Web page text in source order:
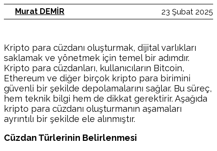
23 Şubat 2025
Murat DEMİR
Kripto para cüzdanı oluşturmak, dijital varlıkları
saklamak ve yönetmek için temel bir adımdır.
Kripto para cüzdanları, kullanıcıların Bitcoin,
Ethereum ve diğer birçok kripto para birimini
güvenli bir şekilde depolamalarını sağlar. Bu süreç,
hem teknik bilgi hem de dikkat gerektirir. Aşağıda
kripto para cüzdanı oluşturmanın aşamaları
ayrıntılı bir şekilde ele alınmıştır.
Cüzdan Türlerinin Belirlenmesi